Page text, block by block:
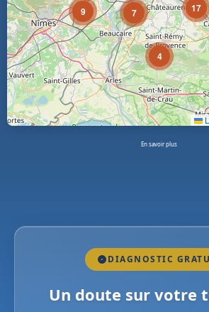
4
9 7 17
En savoir plus
DIAGNOSTIC
Un doute sur votre